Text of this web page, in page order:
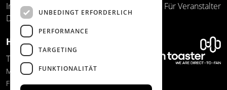
Impressum
Datenschutz
Für Veranstalter
Hilfe und Support
Telefon: 0731/20641-150
Mo.-Do. 12:00-17:00 Uhr
Fr 09:00-13:00 Uhr
UNBEDINGT ERFORDERLICH
PERFORMANCE
TARGETING
FUNKTIONALITÄT